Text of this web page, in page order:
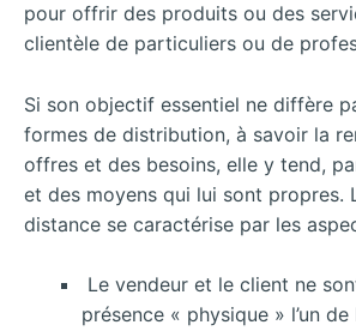
pour offrir des produits ou des
clientèle de particuliers ou de
Si son objectif essentiel ne diffère
formes de distribution, à savoir la
offres et des besoins, elle y tend,
et des moyens qui lui sont propres.
distance se caractérise par les
Le vendeur et le client ne
présence « physique » l’un de